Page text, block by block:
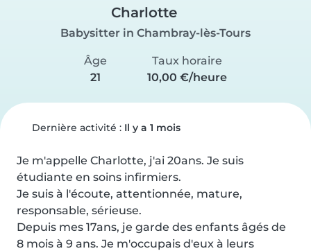
Charlotte
Babysitter in Chambray-lès-Tours
Âge
21
Taux horaire
10,00 €/heure
Dernière activité : Il y a 1 mois
Je m'appelle Charlotte, j'ai 20ans. Je suis
étudiante en soins infirmiers.
Je suis à l'écoute, attentionnée, mature,
responsable, sérieuse.
Depuis mes 17ans, je garde des enfants âgés de
8 mois à 9 ans. Je m'occupais d'eux à leurs